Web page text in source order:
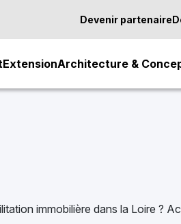
Devenir partenaire
ExtensionArchitecture &
immobilière dans la Loire ?